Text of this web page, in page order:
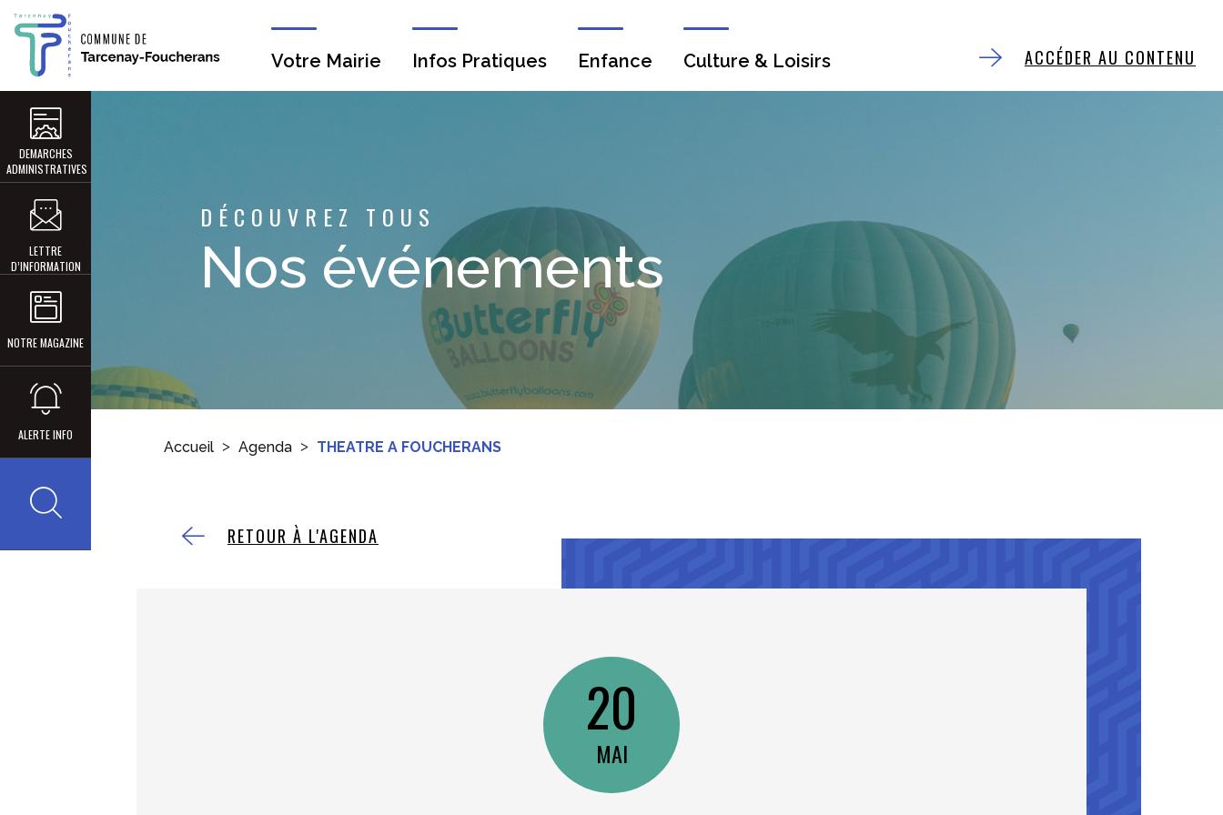
Votre Mairie Infos Pratiques Enfance Culture & Loisirs ACCÉDER AU CONTENU
DEMARCHES
ADMINISTRATIVES
LETTRE
D’INFORMATION
NOTRE MAGAZINE
ALERTE INFO
DÉCOUVREZ TOUS
Nos événements
Accueil Agenda THEATRE A FOUCHERANS
RETOUR À L'AGENDA
20
MAI